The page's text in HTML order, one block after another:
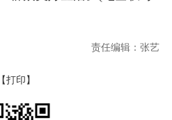
责任编辑：张艺
【打印】